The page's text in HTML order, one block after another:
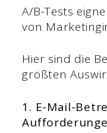
A/B-Tests
von
Hier sind die
größten
1. E-Mail-